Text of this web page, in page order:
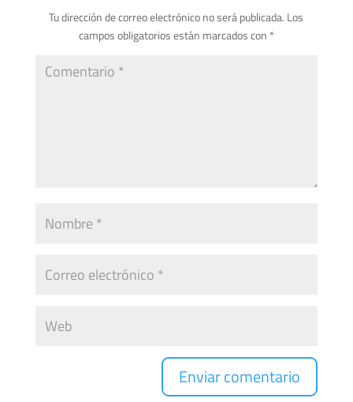
Tu dirección de correo electrónico no será publicada. Los
campos obligatorios están marcados con *